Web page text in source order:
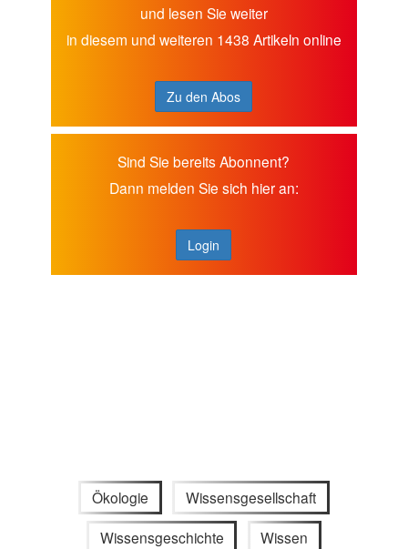
und lesen Sie weiter
in diesem und weiteren 1438 Artikeln online
Zu den Abos
Sind Sie bereits Abonnent?
Dann melden Sie sich hier an:
Login
Ökologie Wissensgesellschaft
Wissensgeschichte Wissen